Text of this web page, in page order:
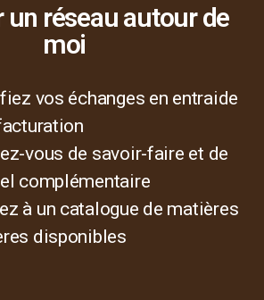
un réseau autour de
moi
vos échanges en entraide
vous de savoir-faire et de
complémentaire
à un catalogue de matières
disponibles